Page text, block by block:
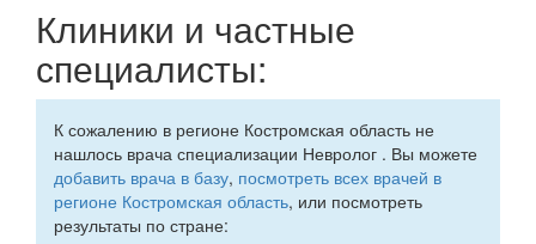
Клиники и частные
специалисты:
К сожалению в регионе Костромская область не
нашлось врача специализации Невролог . Вы можете
добавить врача в базу, посмотреть всех врачей в
регионе Костромская область, или посмотреть
результаты по стране: